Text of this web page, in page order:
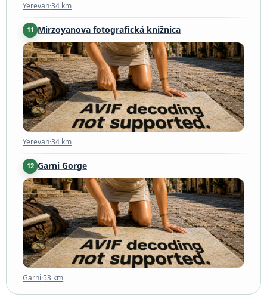
Yerevan·34 km
11 Mirzoyanova fotografická knižnica
Yerevan·34 km
Yerevan·34 km
12 Garni Gorge
Garni·53 km
Garni·53 km